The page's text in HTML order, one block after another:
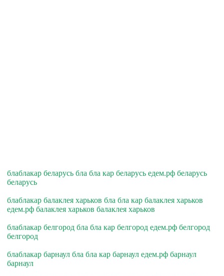
блаблакар беларусь бла бла кар беларусь едем.рф беларусь
беларусь
блаблакар балаклея харьков бла бла кар балаклея харьков
едем.рф балаклея харьков балаклея харьков
блаблакар белгород бла бла кар белгород едем.рф белгород
белгород
блаблакар барнаул бла бла кар барнаул едем.рф барнаул
барнаул